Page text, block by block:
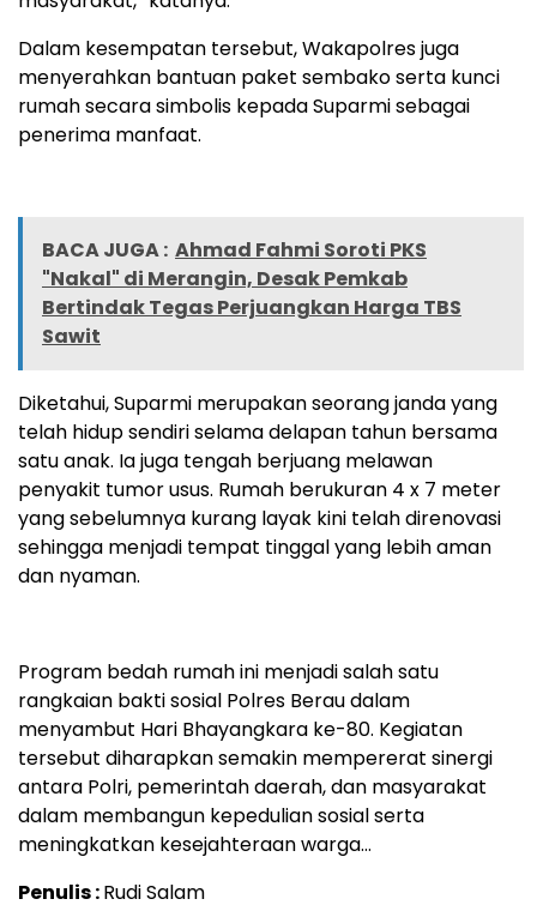
‎Dalam kesempatan tersebut, Wakapolres juga
menyerahkan bantuan paket sembako serta kunci
rumah secara simbolis kepada Suparmi sebagai
penerima manfaat.
BACA JUGA : Ahmad Fahmi Soroti PKS
"Nakal" di Merangin, Desak Pemkab
Bertindak Tegas Perjuangkan Harga TBS
Sawit
‎Diketahui, Suparmi merupakan seorang janda yang
telah hidup sendiri selama delapan tahun bersama
satu anak. Ia juga tengah berjuang melawan
penyakit tumor usus. Rumah berukuran 4 x 7 meter
yang sebelumnya kurang layak kini telah direnovasi
sehingga menjadi tempat tinggal yang lebih aman
dan nyaman.
‎Program bedah rumah ini menjadi salah satu
rangkaian bakti sosial Polres Berau dalam
menyambut Hari Bhayangkara ke-80. Kegiatan
tersebut diharapkan semakin mempererat sinergi
antara Polri, pemerintah daerah, dan masyarakat
dalam membangun kepedulian sosial serta
meningkatkan kesejahteraan warga…
Penulis :Rudi Salam